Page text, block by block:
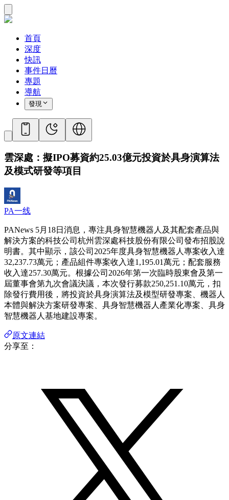
首頁
深度
快訊
事件日曆
專題
導航
發現
雲深處：擬IPO募資約25.03億元投資於具身演算法
及模式研發等項目
PA一线
PANews 5月18日消息，專注具身智慧機器人及其配套產品與
解決方案的科技公司杭州雲深處科技股份有限公司發布招股說
明書。其中顯示，該公司2025年度具身智慧機器人專案收入達
32,237.73萬元；產品組件專案收入達1,195.01萬元；配套服務
收入達257.30萬元。根據公司2026年第一次臨時股東會及第一
屆董事會第九次會議決議，本次發行募款250,251.10萬元，扣
除發行費用後，將投資於具身演算法及模型研發專案、機器人
本體與解決方案研發專案、具身智慧機器人產業化專案、具身
智慧機器人基地建設專案。
原文連結
分享至：